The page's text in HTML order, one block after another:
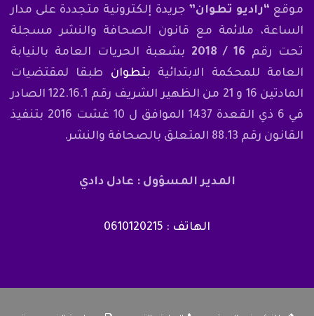
موقع “راديو تطوان” جريدة إلكترونية متجددة على مدار
الساعة، ملائمة مع قانون الصحافة والنشر مسجلة
تحت رقم 16 / 2018
بشعبة الحريات العامة بالنيابة
العامة للمحكمة الابتدائية بتطوان طبقا لمقتضيات
المادتين 16 و 21 من الظهير الشريف رقم 122.16.1 الصادر
في 6 ذي القعدة 1437 الموافق ل 10 غشت 2016 بتنفيذ
القانون رقم 88.13 المتعلق بالصحافة والنشر.
المدير المسؤول : عادل دادي
الهاتف : 0610120215